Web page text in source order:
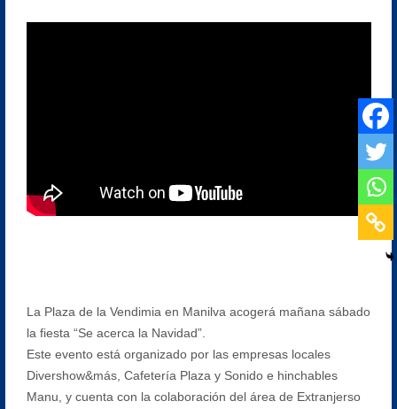
La Plaza de la Vendimia en Manilva acogerá mañana sábado
la fiesta “Se acerca la Navidad”.
Este evento está organizado por las empresas locales
Divershow&más, Cafetería Plaza y Sonido e hinchables
Manu, y cuenta con la colaboración del área de Extranjerso